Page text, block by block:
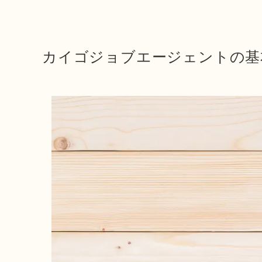
カイゴジョブエージェントの